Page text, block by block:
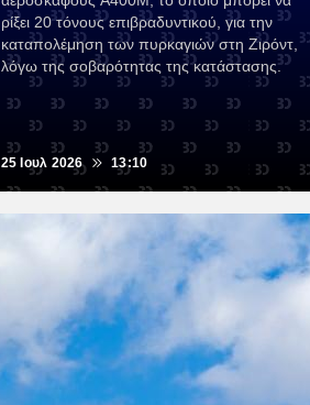
ρίξει 20 τόνους επιβραδυντικού, για την
καταπολέμηση των πυρκαγιών στη Ζιρόντ,
λόγω της σοβαρότητας της κατάστασης.
25 Ιουλ 2026 13:10